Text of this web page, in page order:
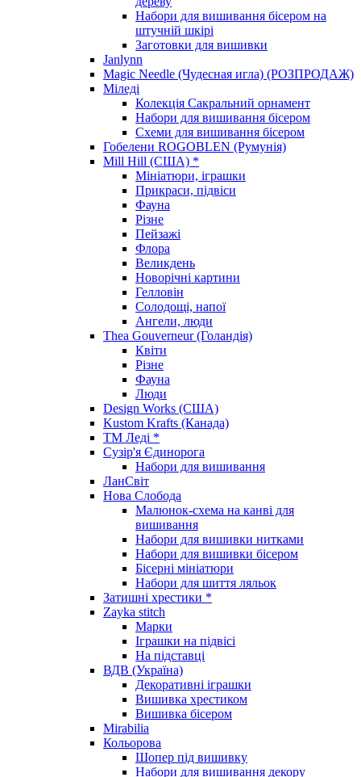
Набори для вишивання бісером на
штучній шкірі
Заготовки для вишивки
Janlynn
Magic Needle (Чудесная игла) (РОЗПРОДАЖ)
Міледі
Колекція Сакральний орнамент
Набори для вишивання бісером
Схеми для вишивання бісером
Гобелени ROGOBLEN (Румунія)
Mill Hill (США) *
Мініатюри, іграшки
Прикраси, підвіси
Фауна
Різне
Пейзажі
Флора
Великдень
Новорічні картини
Гелловін
Солодощі, напої
Ангели, люди
Thea Gouverneur (Голандія)
Квіти
Різне
Фауна
Люди
Design Works (США)
Kustom Krafts (Канада)
ТМ Леді *
Сузір'я Єдинорога
Набори для вишивання
ЛанСвіт
Нова Слобода
Малюнок-схема на канві для
вишивання
Набори для вишивки нитками
Набори для вишивки бісером
Бісерні мініатюри
Набори для шиття ляльок
Затишні хрестики *
Zayka stitch
Марки
Іграшки на підвісі
На підставці
ВДВ (Україна)
Декоративні іграшки
Вишивка хрестиком
Вишивка бісером
Mirabilia
Кольорова
Шопер під вишивку
Набори для вишивання декору